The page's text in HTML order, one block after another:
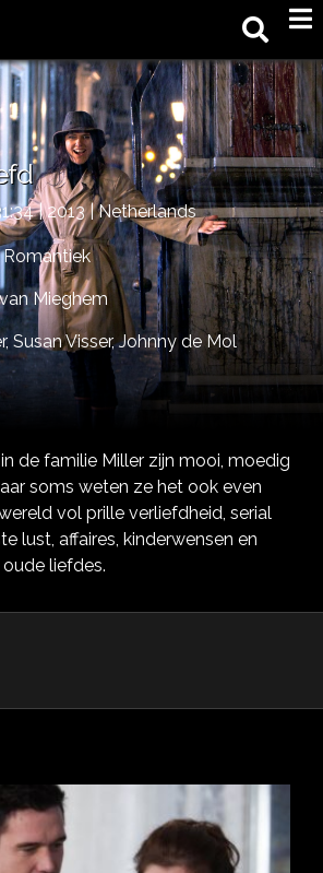
| 2013 | Netherlands
Romantiek
Mieghem
Susan Visser,Johnny de Mol
de familie Miller zijn mooi, moedig
soms weten ze het ook even
vol prille verliefdheid, serial
lust, affaires, kinderwensen en
liefdes.